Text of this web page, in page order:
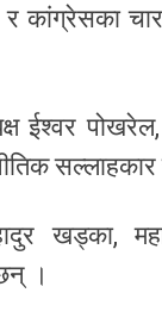
र कांग्रेसका
ईश्वर
खड्का,
।